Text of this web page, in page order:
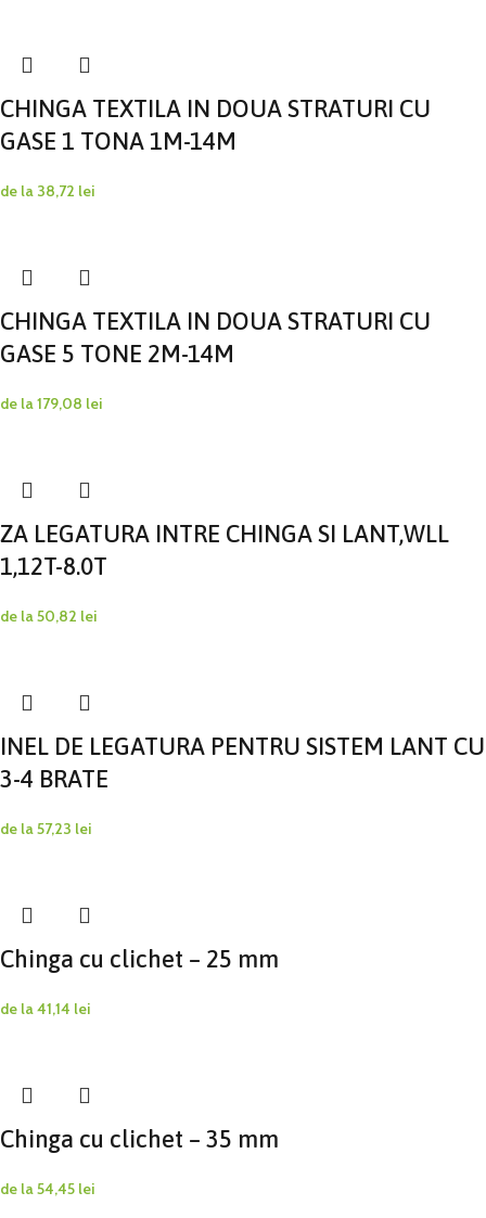
CHINGA TEXTILA IN DOUA STRATURI CU
GASE 1 TONA 1M-14M
de la 38,72 lei
CHINGA TEXTILA IN DOUA STRATURI CU
GASE 5 TONE 2M-14M
de la179,08 lei
ZA LEGATURA INTRE CHINGA SI LANT,WLL
1,12T-8.0T
de la50,82 lei
INEL DE LEGATURA PENTRU SISTEM LANT CU
3-4 BRATE
de la57,23 lei
Chinga cu clichet – 25 mm
de la41,14 lei
Chinga cu clichet – 35 mm
de la54,45 lei